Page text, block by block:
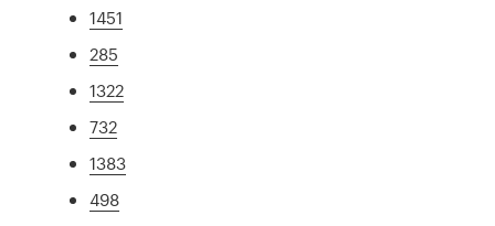
1451
285
1322
732
1383
498